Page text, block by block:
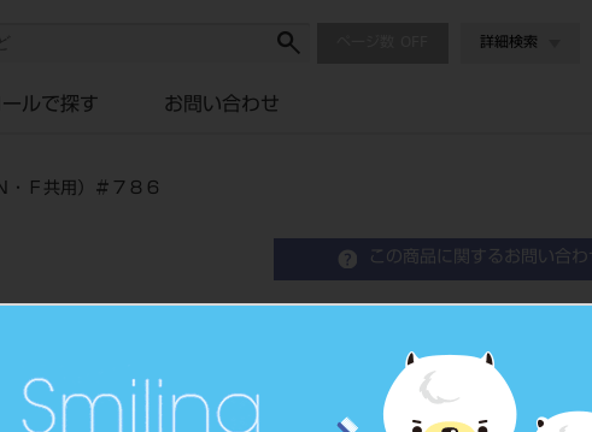
詳細検索
ルで探す お問い合わせ
Ｆ共用）＃７８６
この商品に関するお問い合わ
クラリベース 粉剤 ピ